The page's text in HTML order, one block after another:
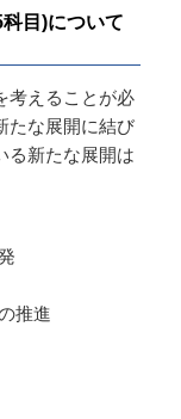
目)について
考えることが必
たな展開に結び
る新たな展開は
推進